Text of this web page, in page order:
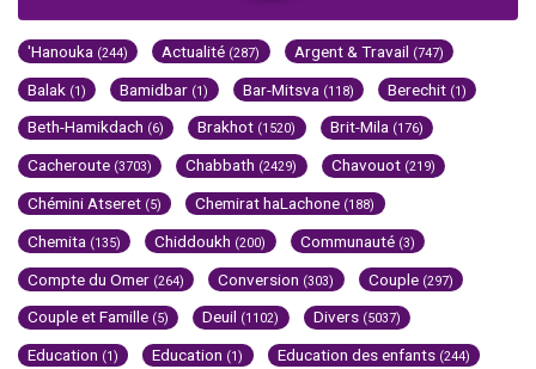
'Hanouka (244) Actualité (287) Argent & Travail (747)
Balak (1) Bamidbar (1) Bar-Mitsva (118) Berechit (1)
Beth-Hamikdach (6) Brakhot (1520) Brit-Mila (176)
Cacheroute (3703) Chabbath (2429) Chavouot (219)
Chémini Atseret (5) Chemirat haLachone (188)
Chemita (135) Chiddoukh (200) Communauté (3)
Compte du Omer (264) Conversion (303) Couple (297)
Couple et Famille (5) Deuil (1102) Divers (5037)
Education (1) Education (1) Education des enfants (244)